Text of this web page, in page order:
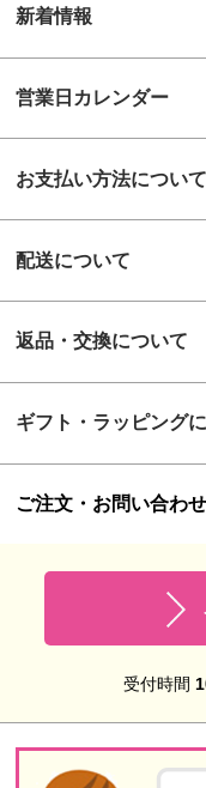
新着情報
営業日カレンダー
お支払い方法について
配送について
返品・交換について
ギフト・ラッピング
ご注文・お問い合わ
受付時間